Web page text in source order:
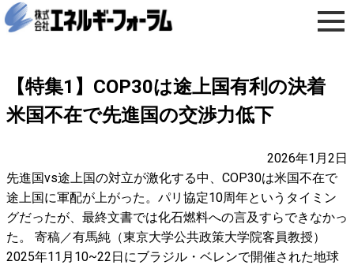
【特集1】COP30は途上国有利の決着
米国不在で先進国の交渉力低下
2026年1月2日
先進国vs途上国の対立が激化する中、COP30は米国不在で
途上国に軍配が上がった。パリ協定10周年というタイミン
グだったが、最終文書では化石燃料への言及すらできなかっ
た。 寄稿／有馬純（東京大学公共政策大学院客員教授）
2025年11月10~22日にブラジル・ベレンで開催された地球